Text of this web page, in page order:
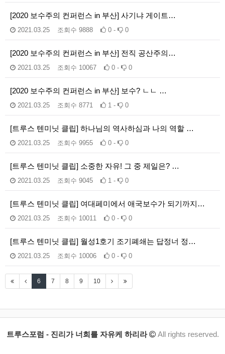
[2020 보수주의 컨퍼런스 in 부산] 사기냐 게이트…
2021.03.25 조회수 9888 0 - 0
[2020 보수주의 컨퍼런스 in 부산] 전직 공산주의…
2021.03.25 조회수 10067 0 - 0
[2020 보수주의 컨퍼런스 in 부산] 보수? ㄴㄴ …
2021.03.25 조회수 8771 1 - 0
[트루스 텐미닛 클립] 하나님의 역사하심과 나의 역할 …
2021.03.25 조회수 9955 0 - 0
[트루스 텐미닛 클립] 소중한 자유! 그 중 제일은? …
2021.03.25 조회수 9045 1 - 0
[트루스 텐미닛 클립] 여대페미에서 애국보수가 되기까지…
2021.03.25 조회수 10011 0 - 0
[트루스 텐미닛 클립] 월성1호기 조기폐쇄는 답정너 정…
2021.03.25 조회수 10006 0 - 0
6 7 8 9 10
트루스포럼 - 진리가 너희를 자유케 하리라 All rights reserved.